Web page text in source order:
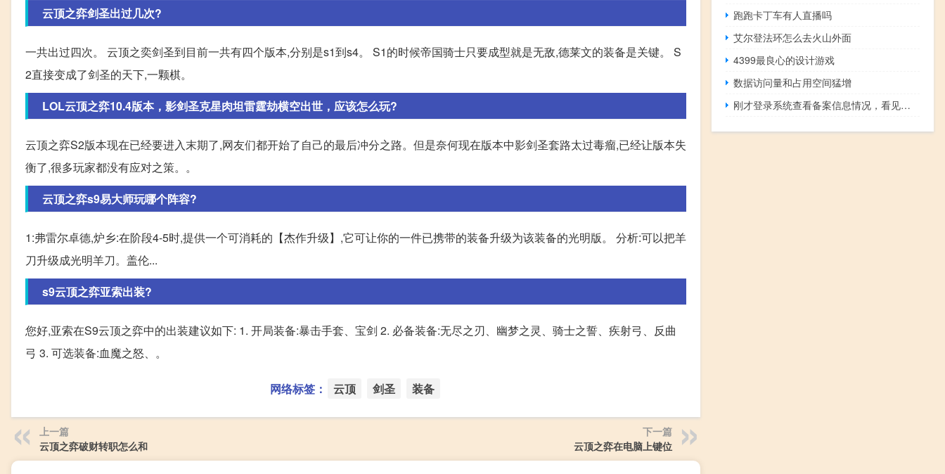
云顶之弈剑圣出过几次?
一共出过四次。 云顶之奕剑圣到目前一共有四个版本,分别是s1到s4。 S1的时候帝国骑士只要成型就是无敌,德莱文的装备是关键。 S
2直接变成了剑圣的天下,一颗棋。
LOL云顶之弈10.4版本，影剑圣克星肉坦雷霆劫横空出世，应该怎么玩?
云顶之弈S2版本现在已经要进入末期了,网友们都开始了自己的最后冲分之路。但是奈何现在版本中影剑圣套路太过毒瘤,已经让版本失
衡了,很多玩家都没有应对之策。。
云顶之弈s9易大师玩哪个阵容?
1:弗雷尔卓德,炉乡:在阶段4-5时,提供一个可消耗的【杰作升级】,它可让你的一件已携带的装备升级为该装备的光明版。 分析:可以把羊
刀升级成光明羊刀。盖伦...
s9云顶之弈亚索出装?
您好,亚索在S9云顶之弈中的出装建议如下: 1. 开局装备:暴击手套、宝剑 2. 必备装备:无尽之刃、幽梦之灵、骑士之誓、疾射弓、反曲
弓 3. 可选装备:血魔之怒、。
网络标签： 云顶 剑圣 装备
上一篇
云顶之弈破财转职怎么和
下一篇
云顶之弈在电脑上键位
跑跑卡丁车有人直播吗
艾尔登法环怎么去火山外面
4399最良心的设计游戏
数据访问量和占用空间猛增
刚才登录系统查看备案信息情况，看见未通过，我的手机平时都是开